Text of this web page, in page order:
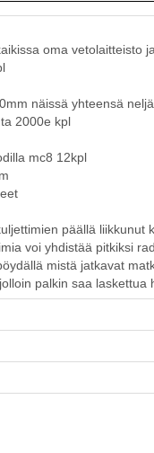
oma vetolaitteisto
näissä yhteensä
2000e kpl
mc8 12kpl
päällä
voi yhdistää pitkiksi
mistä jatkavat
palkin saa laskettua